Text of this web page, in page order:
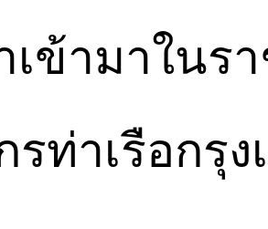
เข้ามาใน
รท่าเรือกรุ